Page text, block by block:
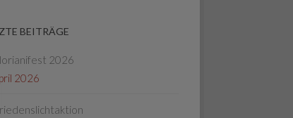
BEITRÄGE
2026
2026